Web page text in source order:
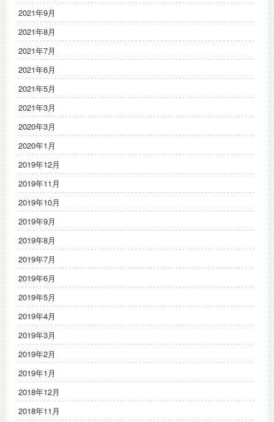
2021年9月
2021年8月
2021年7月
2021年6月
2021年5月
2021年3月
2020年3月
2020年1月
2019年12月
2019年11月
2019年10月
2019年9月
2019年8月
2019年7月
2019年6月
2019年5月
2019年4月
2019年3月
2019年2月
2019年1月
2018年12月
2018年11月